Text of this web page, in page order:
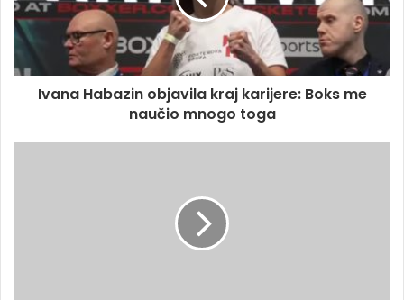
Ivana Habazin objavila kraj karijere: Boks me
naučio mnogo toga